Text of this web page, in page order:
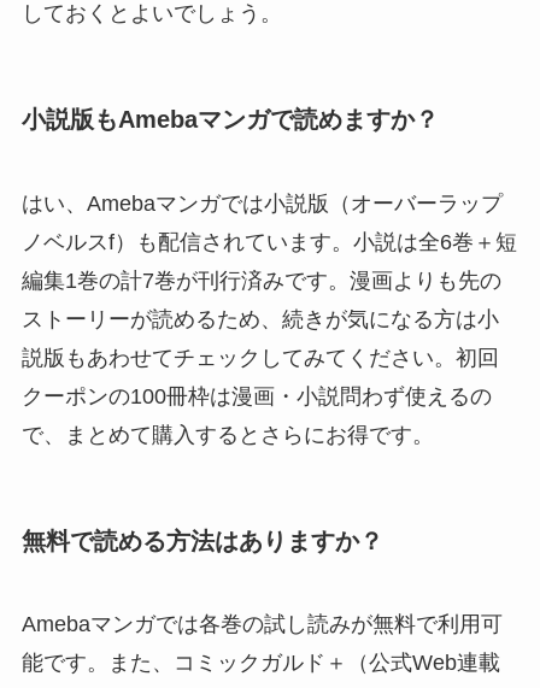
しておくとよいでしょう。
小説版もAmebaマンガで読めますか？
はい、Amebaマンガでは小説版（オーバーラップ
ノベルスf）も配信されています。小説は全6巻＋短
編集1巻の計7巻が刊行済みです。漫画よりも先の
ストーリーが読めるため、続きが気になる方は小
説版もあわせてチェックしてみてください。初回
クーポンの100冊枠は漫画・小説問わず使えるの
で、まとめて購入するとさらにお得です。
無料で読める方法はありますか？
Amebaマンガでは各巻の試し読みが無料で利用可
能です。また、コミックガルド＋（公式Web連載